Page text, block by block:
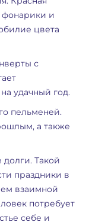
фонарики и
цвета
с
удачный год.
пельменей.
а также
Такой
праздники в
взаимной
потребует
себе и